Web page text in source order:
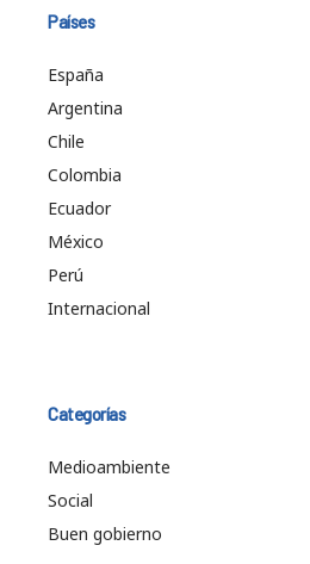
Países
España
Argentina
Chile
Colombia
Ecuador
México
Perú
Internacional
Categorías
Medioambiente
Social
Buen gobierno